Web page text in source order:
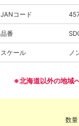
JANコード
品番
スケール ノ
※北海道以外の地域
数量